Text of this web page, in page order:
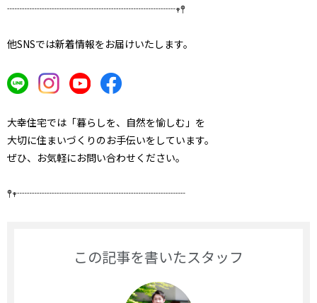
┈┈┈┈┈┈┈┈┈┈┈┈┈┈┈┈┈𖥧𖤣
他SNSでは新着情報をお届けいたします。
大幸住宅では「暮らしを、自然を愉しむ」を
大切に住まいづくりのお手伝いをしています。
ぜひ、お気軽にお問い合わせください。
𖤣𖥧┈┈┈┈┈┈┈┈┈┈┈┈┈┈┈┈┈
この記事を書いたスタッフ